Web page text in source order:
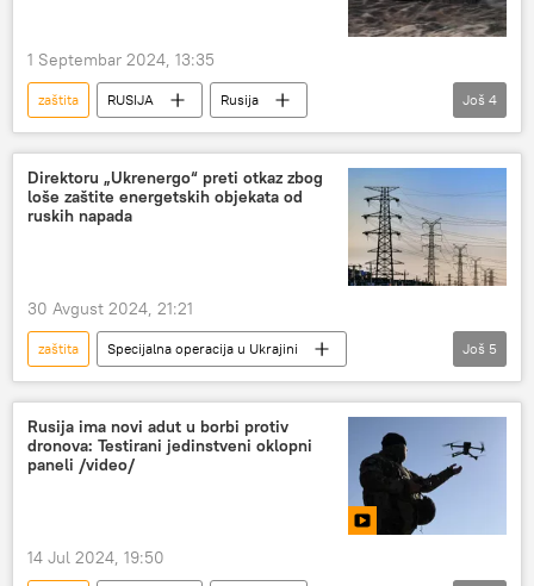
1 Septembar 2024, 13:35
zaštita RUSIJA
Rusija
Rusija – vojska i naoružanje
tenk
oklopna tehnika
oklopna vozila
Još 4
Direktoru „Ukrenergo“ preti otkaz zbog
loše zaštite energetskih objekata od
ruskih napada
30 Avgust 2024, 21:21
zaštita
Specijalna operacija u Ukrajini
Specijalna vojna operacija u Ukrajini – vesti
Ukrajina
Energetika
Rusija
Još 5
Rusija ima novi adut u borbi protiv
dronova: Testirani jedinstveni oklopni
paneli /video/
14 Jul 2024, 19:50